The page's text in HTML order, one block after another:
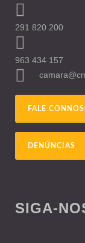
291 820 200
963 434 157
FALE
DENÚNCIAS
SIGA-